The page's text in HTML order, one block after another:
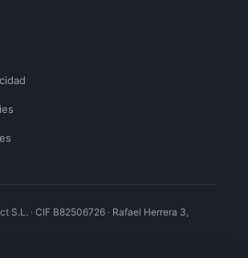
S.L. · CIF B82506726 · Rafael Herrera 3,